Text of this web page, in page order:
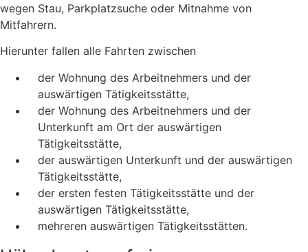
wegen Stau, Parkplatzsuche oder Mitnahme von
Mitfahrern.
Hierunter fallen alle Fahrten zwischen
der Wohnung des Arbeitnehmers und der
auswärtigen Tätigkeitsstätte,
der Wohnung des Arbeitnehmers und der
Unterkunft am Ort der auswärtigen
Tätigkeitsstätte,
der auswärtigen Unterkunft und der auswärtigen
Tätigkeitsstätte,
der ersten festen Tätigkeitsstätte und der
auswärtigen Tätigkeitsstätte,
mehreren auswärtigen Tätigkeitsstätten.